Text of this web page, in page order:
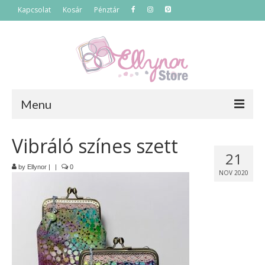
Kapcsolat Kosár Pénztár
Menu
Főoldal
Szettek
Akciós termékek
Táskák
Neszeszerek
21
NOV 2020
Vibráló színes szett
by Ellynor | | 0